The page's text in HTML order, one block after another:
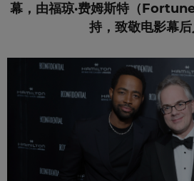
幕，由福琼·费姆斯特（
持，致敬电影幕后